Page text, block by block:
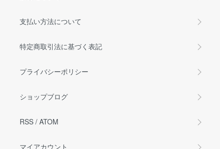
支払い方法について
特定商取引法に基づく表記
プライバシーポリシー
ショップブログ
RSS / ATOM
マイアカウント